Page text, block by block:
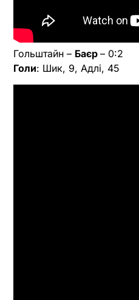
Гольштайн – Баєр – 0:2
Голи: Шик, 9, Адлі, 45